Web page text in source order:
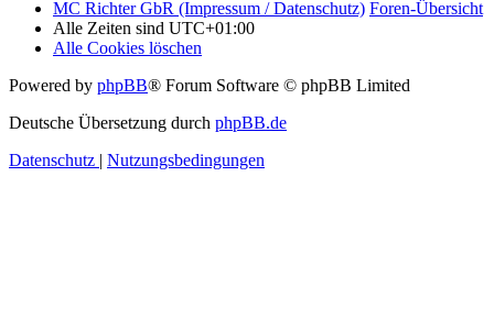
MC Richter GbR (Impressum / Datenschutz) Foren-Übersicht
Alle Zeiten sind UTC+01:00
Alle Cookies löschen
Powered by phpBB® Forum Software © phpBB Limited
Deutsche Übersetzung durch phpBB.de
Datenschutz | Nutzungsbedingungen